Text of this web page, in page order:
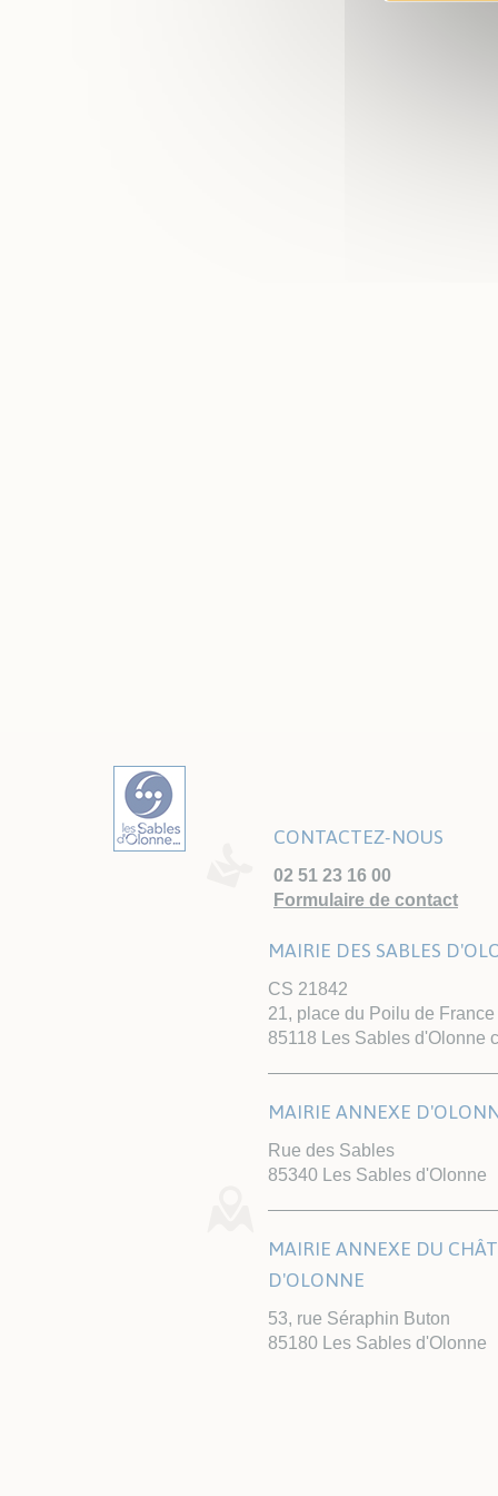
CONTACTEZ-NOUS
02 51 23 16 00
Formulaire de contact
MAIRIE DES SABLES
CS 21842
21, place du Poilu de France
85118 Les Sables d'Olonne
MAIRIE ANNEXE
Rue des Sables
85340 Les Sables d'Olonne
MAIRIE ANNEXE DU
D'OLONNE
53, rue Séraphin Buton
85180 Les Sables d'Olonne